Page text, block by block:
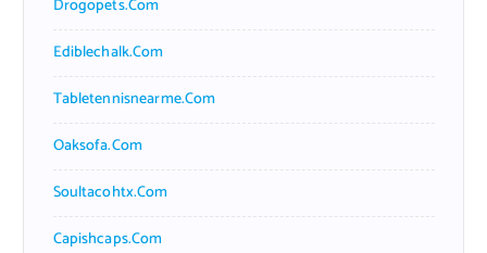
Drogopets.com
Ediblechalk.com
Tabletennisnearme.com
Oaksofa.com
Soultacohtx.com
Capishcaps.com